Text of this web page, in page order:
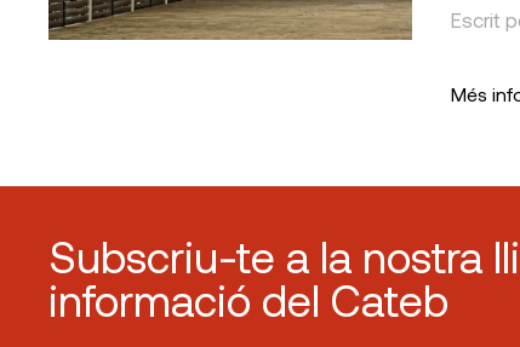
Escrit
Més
Subscriu-te a la nostra
informació del Cateb